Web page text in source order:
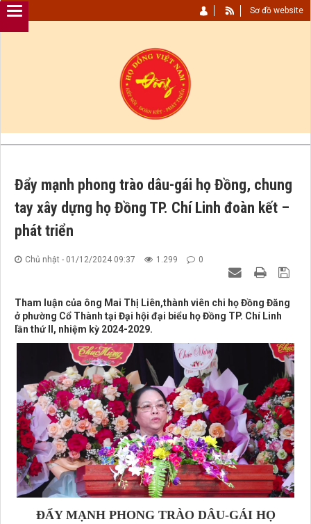
Sơ đồ website
Đẩy mạnh phong trào dâu-gái họ Đồng, chung
tay xây dựng họ Đồng TP. Chí Linh đoàn kết –
phát triển
Chủ nhật - 01/12/2024 09:37 1.299 0
Tham luận của ông Mai Thị Liên,thành viên chi họ Đồng Đăng
ở phường Cổ Thành tại Đại hội đại biểu họ Đồng TP. Chí Linh
lần thứ II, nhiệm kỳ 2024-2029.
ĐẨY MẠNH PHONG TRÀO DÂU-GÁI HỌ